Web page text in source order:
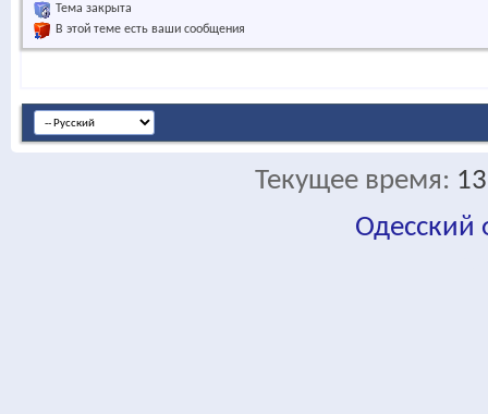
Тема закрыта
В этой теме есть ваши сообщения
Текущее время:
Одесский